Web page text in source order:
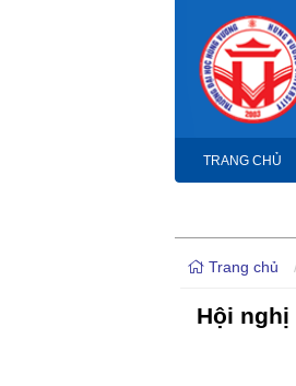
TRANG CHỦ
Trang chủ
Hội